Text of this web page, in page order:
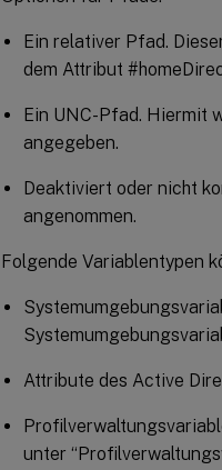
Ein relativer Pfad.
dem Attribut
Ein UNC-Pfad. Hiermit
angegeben.
Deaktiviert oder nicht
angenommen.
Folgende Variablentypen
Attribute des Active
unter